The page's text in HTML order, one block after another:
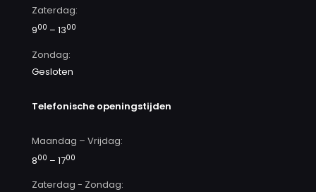
Zaterdag:
900 – 1300
Zondag:
Gesloten
Telefonische openingstijden
Maandag – Vrijdag:
800 – 1700
Zaterdag - Zondag: